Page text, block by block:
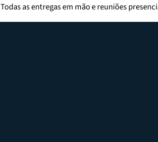
Todas as entregas em mão e reuniões